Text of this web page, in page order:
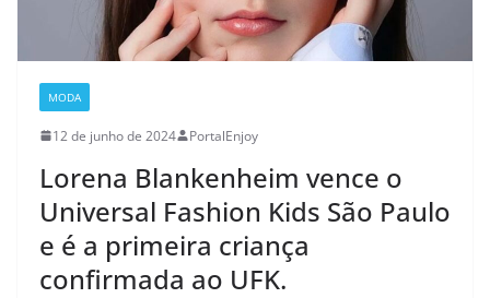
MODA
12 de junho de 2024 PortalEnjoy
Lorena Blankenheim vence o
Universal Fashion Kids São Paulo
e é a primeira criança
confirmada ao UFK.